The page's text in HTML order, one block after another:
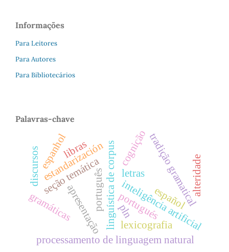
Informações
Para Leitores
Para Autores
Para Bibliotecários
Palavras-chave
linguística de corpus
processamento de linguagem natural
inteligência artificial
letras
apresentação
seção temática
cognição
estandarización
gramáticas portuguésespañol
tradição gramatical
português
espanhollibras
lexicografia
pln
alteridade
discursos